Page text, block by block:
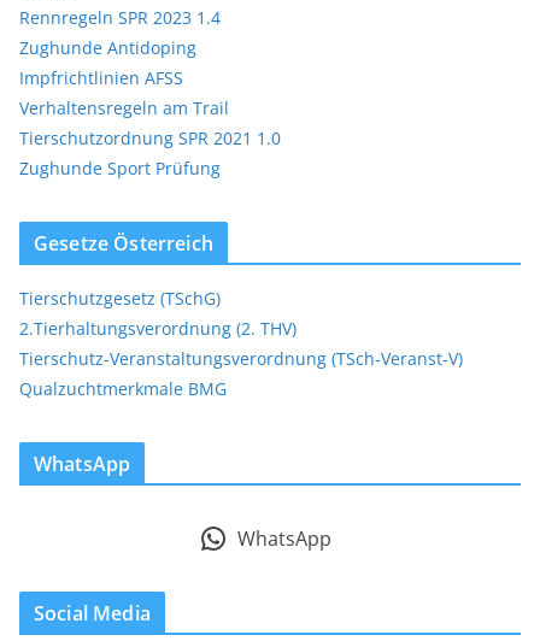
Rennregeln SPR 2023 1.4
Zughunde Antidoping
Impfrichtlinien AFSS
Verhaltensregeln am Trail
Tierschutzordnung SPR 2021 1.0
Zughunde Sport Prüfung
Gesetze Österreich
Tierschutzgesetz (TSchG)
2.Tierhaltungsverordnung (2. THV)
Tierschutz-Veranstaltungsverordnung (TSch-Veranst-V)
Qualzuchtmerkmale BMG
WhatsApp
WhatsApp
Social Media